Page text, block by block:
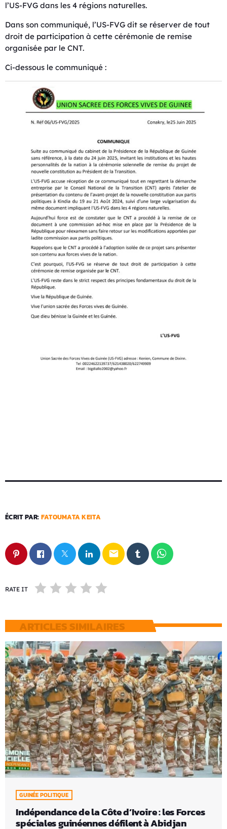
l’US-FVG dans les 4 régions naturelles.
Dans son communiqué, l’US-FVG dit se réserver de tout
droit de participation à cette cérémonie de remise
organisée par le CNT.
Ci-dessous le communiqué :
ÉCRIT PAR: FATOUMATA KEITA
email
RATE IT
ARTICLES SIMILAIRES
GUINÉE POLITIQUE
Indépendance de la Côte d’Ivoire : les Forces
spéciales guinéennes défilent à Abidjan